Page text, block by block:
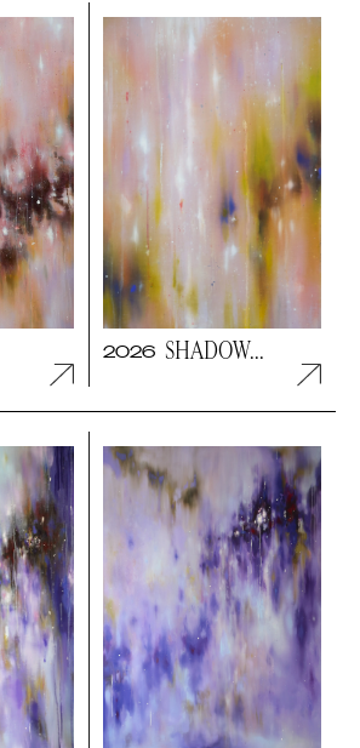
2026 SHADOW...